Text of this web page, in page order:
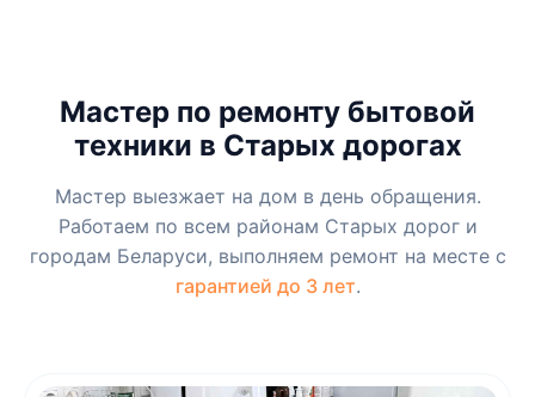
Мастер по ремонту бытовой
техники в Старых дорогах
Мастер выезжает на дом в день обращения.
Работаем по всем районам Старых дорог и
городам Беларуси, выполняем ремонт на месте с
гарантией до 3 лет.